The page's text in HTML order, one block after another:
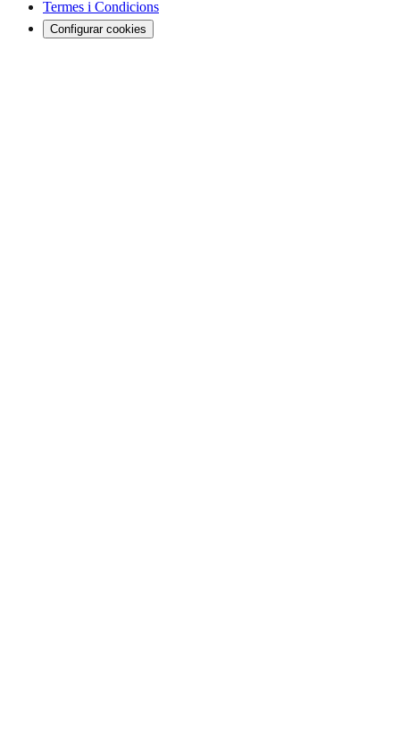
Termes i Condicions
Configurar cookies